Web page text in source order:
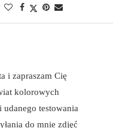
i zapraszam Cię
kolorowych
udanego testowania
do mnie zdjęć